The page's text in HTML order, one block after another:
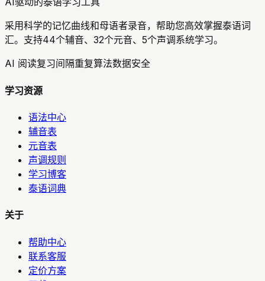
采用科学的记忆曲线和母语者录音，帮助您高效掌握泰语词
汇。支持44个辅音、32个元音、5个声调系统学习。
AI 阅读复习间隔重复算法数据安全
学习资源
语法中心
辅音表
元音表
声调规则
学习博客
泰语词典
关于
帮助中心
联系客服
定价方案